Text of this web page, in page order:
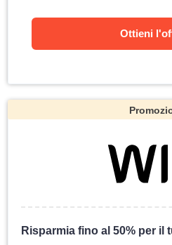
Ottieni
Risparmia fino al 50% per il